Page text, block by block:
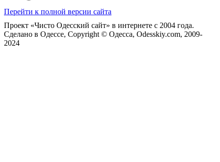
Перейти к полной версии сайта
Проект «Чисто Одесский сайт» в интернете с 2004 года.
Сделано в Одессе, Copyright © Одесса, Odesskiy.com, 2009-
2024